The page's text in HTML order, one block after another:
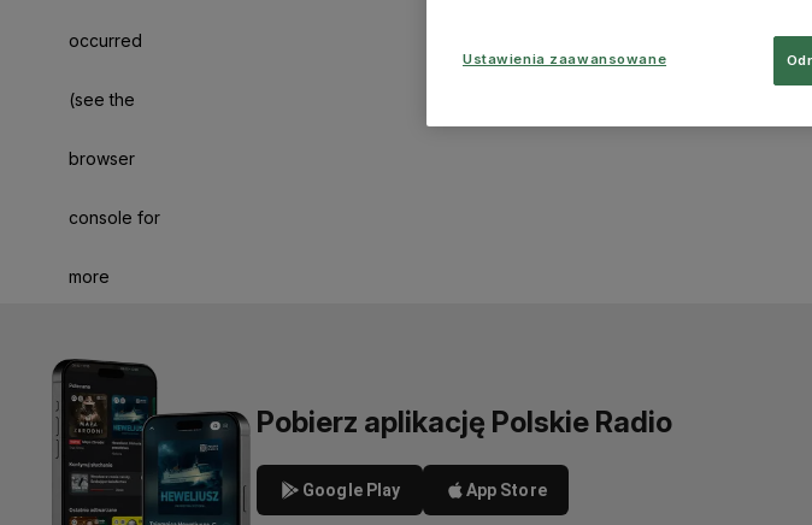
occurred
(see the
browser
console for
more
Pobierz aplikację Polskie Radio
Google Play App Store
Ustawienia zaawansowane